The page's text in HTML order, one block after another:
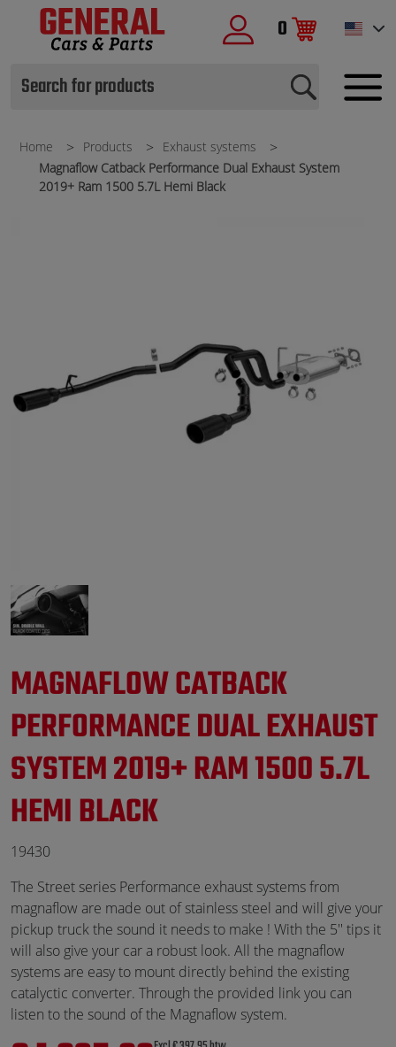
0
Home Products
Exhaust systems
Magnaflow Catback Performance Dual Exhaust System
2019+ Ram 1500 5.7L Hemi Black
MAGNAFLOW CATBACK
PERFORMANCE DUAL EXHAUST
SYSTEM 2019+ RAM 1500 5.7L
HEMI BLACK
19430
The Street series Performance exhaust systems from
magnaflow are made out of stainless steel and will give your
pickup truck the sound it needs to make ! With the 5'' tips it
will also give your car a robust look. All the magnaflow
systems are easy to mount directly behind the existing
catalyctic converter. Through the provided link you can
listen to the sound of the Magnaflow system.